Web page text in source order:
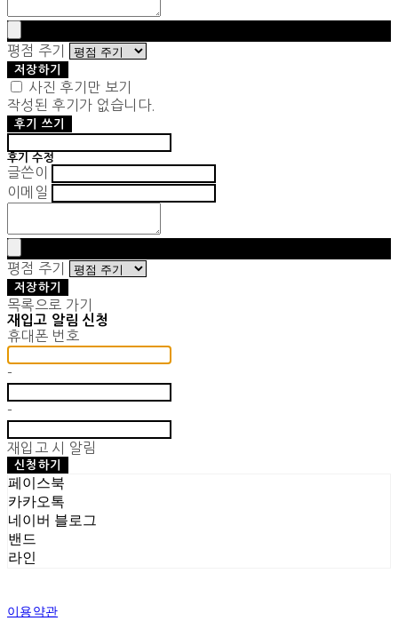
평점 주기
저장하기
사진 후기만 보기
작성된 후기가 없습니다.
후기 쓰기
후기 수정
글쓴이
이메일
평점 주기
저장하기
목록으로 가기
재입고 알림 신청
휴대폰 번호
-
-
재입고 시 알림
신청하기
페이스북
카카오톡
네이버 블로그
밴드
라인
이용약관